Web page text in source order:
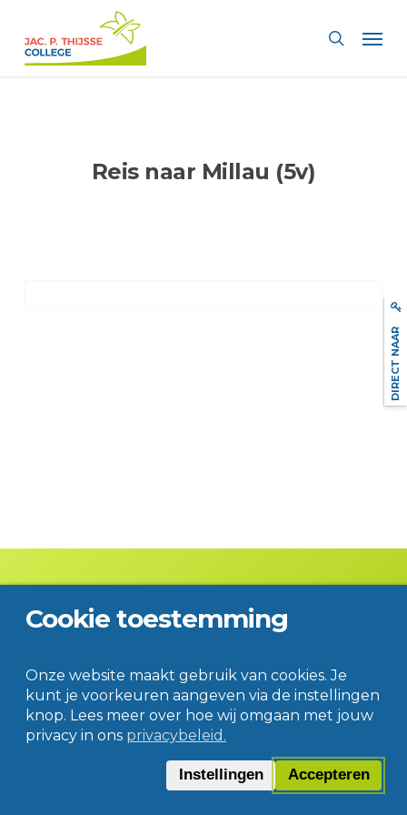
main
search
Reis naar Millau (5v)
© Jac. P. Thijsse College
DIRECT NAAR
Cookie toestemming
Onze website maakt gebruik van cookies. Je
kunt je voorkeuren aangeven via de instellingen
knop. Lees meer over hoe wij omgaan met jouw
privacy in ons privacybeleid.
Instellingen Accepteren